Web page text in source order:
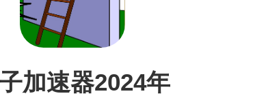
加速器2024年